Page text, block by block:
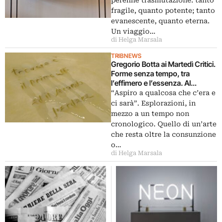
fragile, quanto potente; tanto
evanescente, quanto eterna.
Un viaggio…
di Helga Marsala
TRIBNEWS
Gregorio Botta ai Martedì Critici.
Forme senza tempo, tra
l’effimero e l’essenza. Al
Chiostro del Bramante di Roma
un incontro nel segno della
poesia, cercando parole lievi
come l’aria
“Aspiro a qualcosa che c’era e
ci sarà”. Esplorazioni, in
mezzo a un tempo non
cronologico. Quello di un’arte
che resta oltre la consunzione
o…
di Helga Marsala